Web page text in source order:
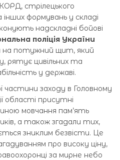
стрілецького
формувань у складі
надскладні бойові
поліція України
на потужний щит, який
рятує цивільних та
у державі.
частини заходу в Головному
області присутні
мовчання пам’ять
а також згадали тих,
зниклим безвісти. Це
про високу ціну,
за мирне небо